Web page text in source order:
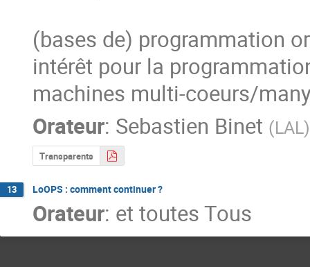
(bases de) programmation
intérêt pour la
machines multi-coeurs/
Orateur: Sebastien Binet (LAL)
Transparents
13 LoOPS : comment continuer ?
Orateur: et toutes Tous